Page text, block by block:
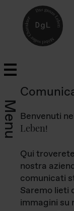
Menu Benvenuti
Leben!
Qui
nostra
comunicati
Saremo lieti
immagini su